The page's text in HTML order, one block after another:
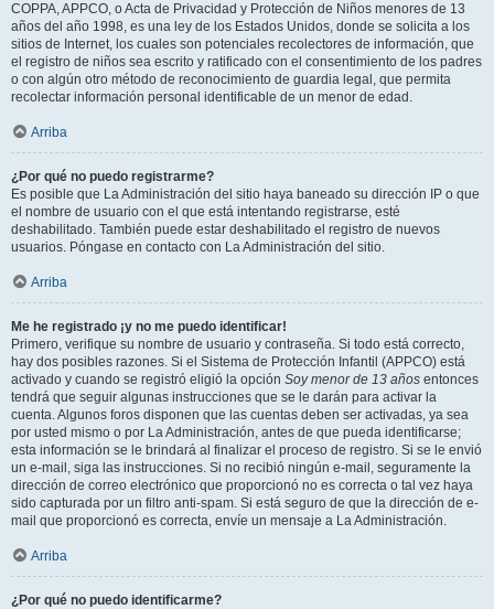
COPPA, APPCO, o Acta de Privacidad y Protección de Niños menores de 13
años del año 1998, es una ley de los Estados Unidos, donde se solicita a los
sitios de Internet, los cuales son potenciales recolectores de información, que
el registro de niños sea escrito y ratificado con el consentimiento de los padres
o con algún otro método de reconocimiento de guardia legal, que permita
recolectar información personal identificable de un menor de edad.
Arriba
¿Por qué no puedo registrarme?
Es posible que La Administración del sitio haya baneado su dirección IP o que
el nombre de usuario con el que está intentando registrarse, esté
deshabilitado. También puede estar deshabilitado el registro de nuevos
usuarios. Póngase en contacto con La Administración del sitio.
Arriba
Me he registrado ¡y no me puedo identificar!
Primero, verifique su nombre de usuario y contraseña. Si todo está correcto,
hay dos posibles razones. Si el Sistema de Protección Infantil (APPCO) está
activado y cuando se registró eligió la opción Soy menor de 13 años entonces
tendrá que seguir algunas instrucciones que se le darán para activar la
cuenta. Algunos foros disponen que las cuentas deben ser activadas, ya sea
por usted mismo o por La Administración, antes de que pueda identificarse;
esta información se le brindará al finalizar el proceso de registro. Si se le envió
un e-mail, siga las instrucciones. Si no recibió ningún e-mail, seguramente la
dirección de correo electrónico que proporcionó no es correcta o tal vez haya
sido capturada por un filtro anti-spam. Si está seguro de que la dirección de e-
mail que proporcionó es correcta, envíe un mensaje a La Administración.
Arriba
¿Por qué no puedo identificarme?